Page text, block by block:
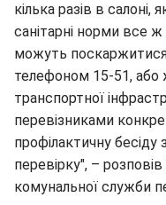
кілька разів в
санітарні норми все
можуть
телефоном 15-51, або
транспортної
перевізниками
профілактичну
перевірку", –
комунальної служби